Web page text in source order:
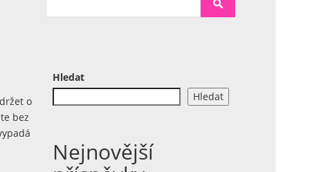
o
bez
Hledat
Hledat
Nejnovější